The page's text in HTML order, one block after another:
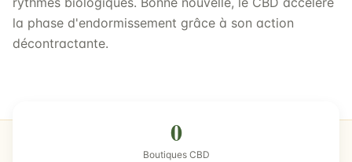
la phase d'endormissement grâce à son action
décontractante.
0
Boutiques CBD